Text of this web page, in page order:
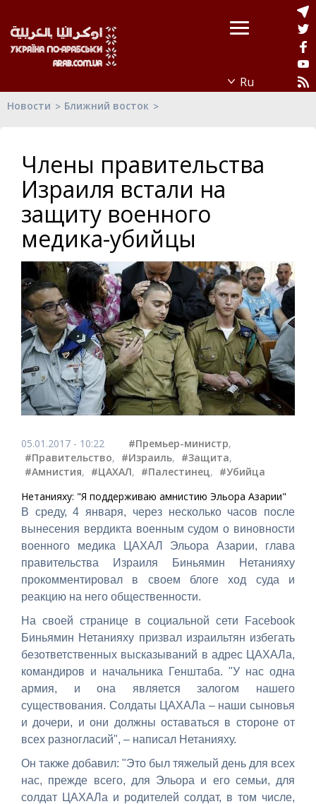
Новости Ближний восток
Члены правительства
Израиля встали на
защиту военного
медика-убийцы
05.01.2017 - 10:22 #Премьер-министр,
#Правительство, #Израиль, #Защита,
#Амнистия, #ЦАХАЛ, #Палестинец, #Убийца
Нетанияху: "Я поддерживаю амнистию Эльора Азарии"
В среду, 4 января, через несколько часов после
вынесения вердикта военным судом о виновности
военного медика ЦАХАЛ Эльора Азарии, глава
правительства Израиля Биньямин Нетанияху
прокомментировал в своем блоге ход суда и
реакцию на него общественности.
На своей странице в социальной сети Facebook
Биньямин Нетанияху призвал израильтян избегать
безответственных высказываний в адрес ЦАХАЛа,
командиров и начальника Генштаба. "У нас одна
армия, и она является залогом нашего
существования. Солдаты ЦАХАЛа – наши сыновья
и дочери, и они должны оставаться в стороне от
всех разногласий", – написал Нетанияху.
Он также добавил: "Это был тяжелый день для всех
нас, прежде всего, для Эльора и его семьи, для
солдат ЦАХАЛа и родителей солдат, в том числе,